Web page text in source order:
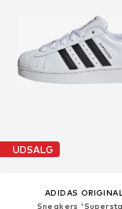
UDSALG
ADIDAS
Sneakers